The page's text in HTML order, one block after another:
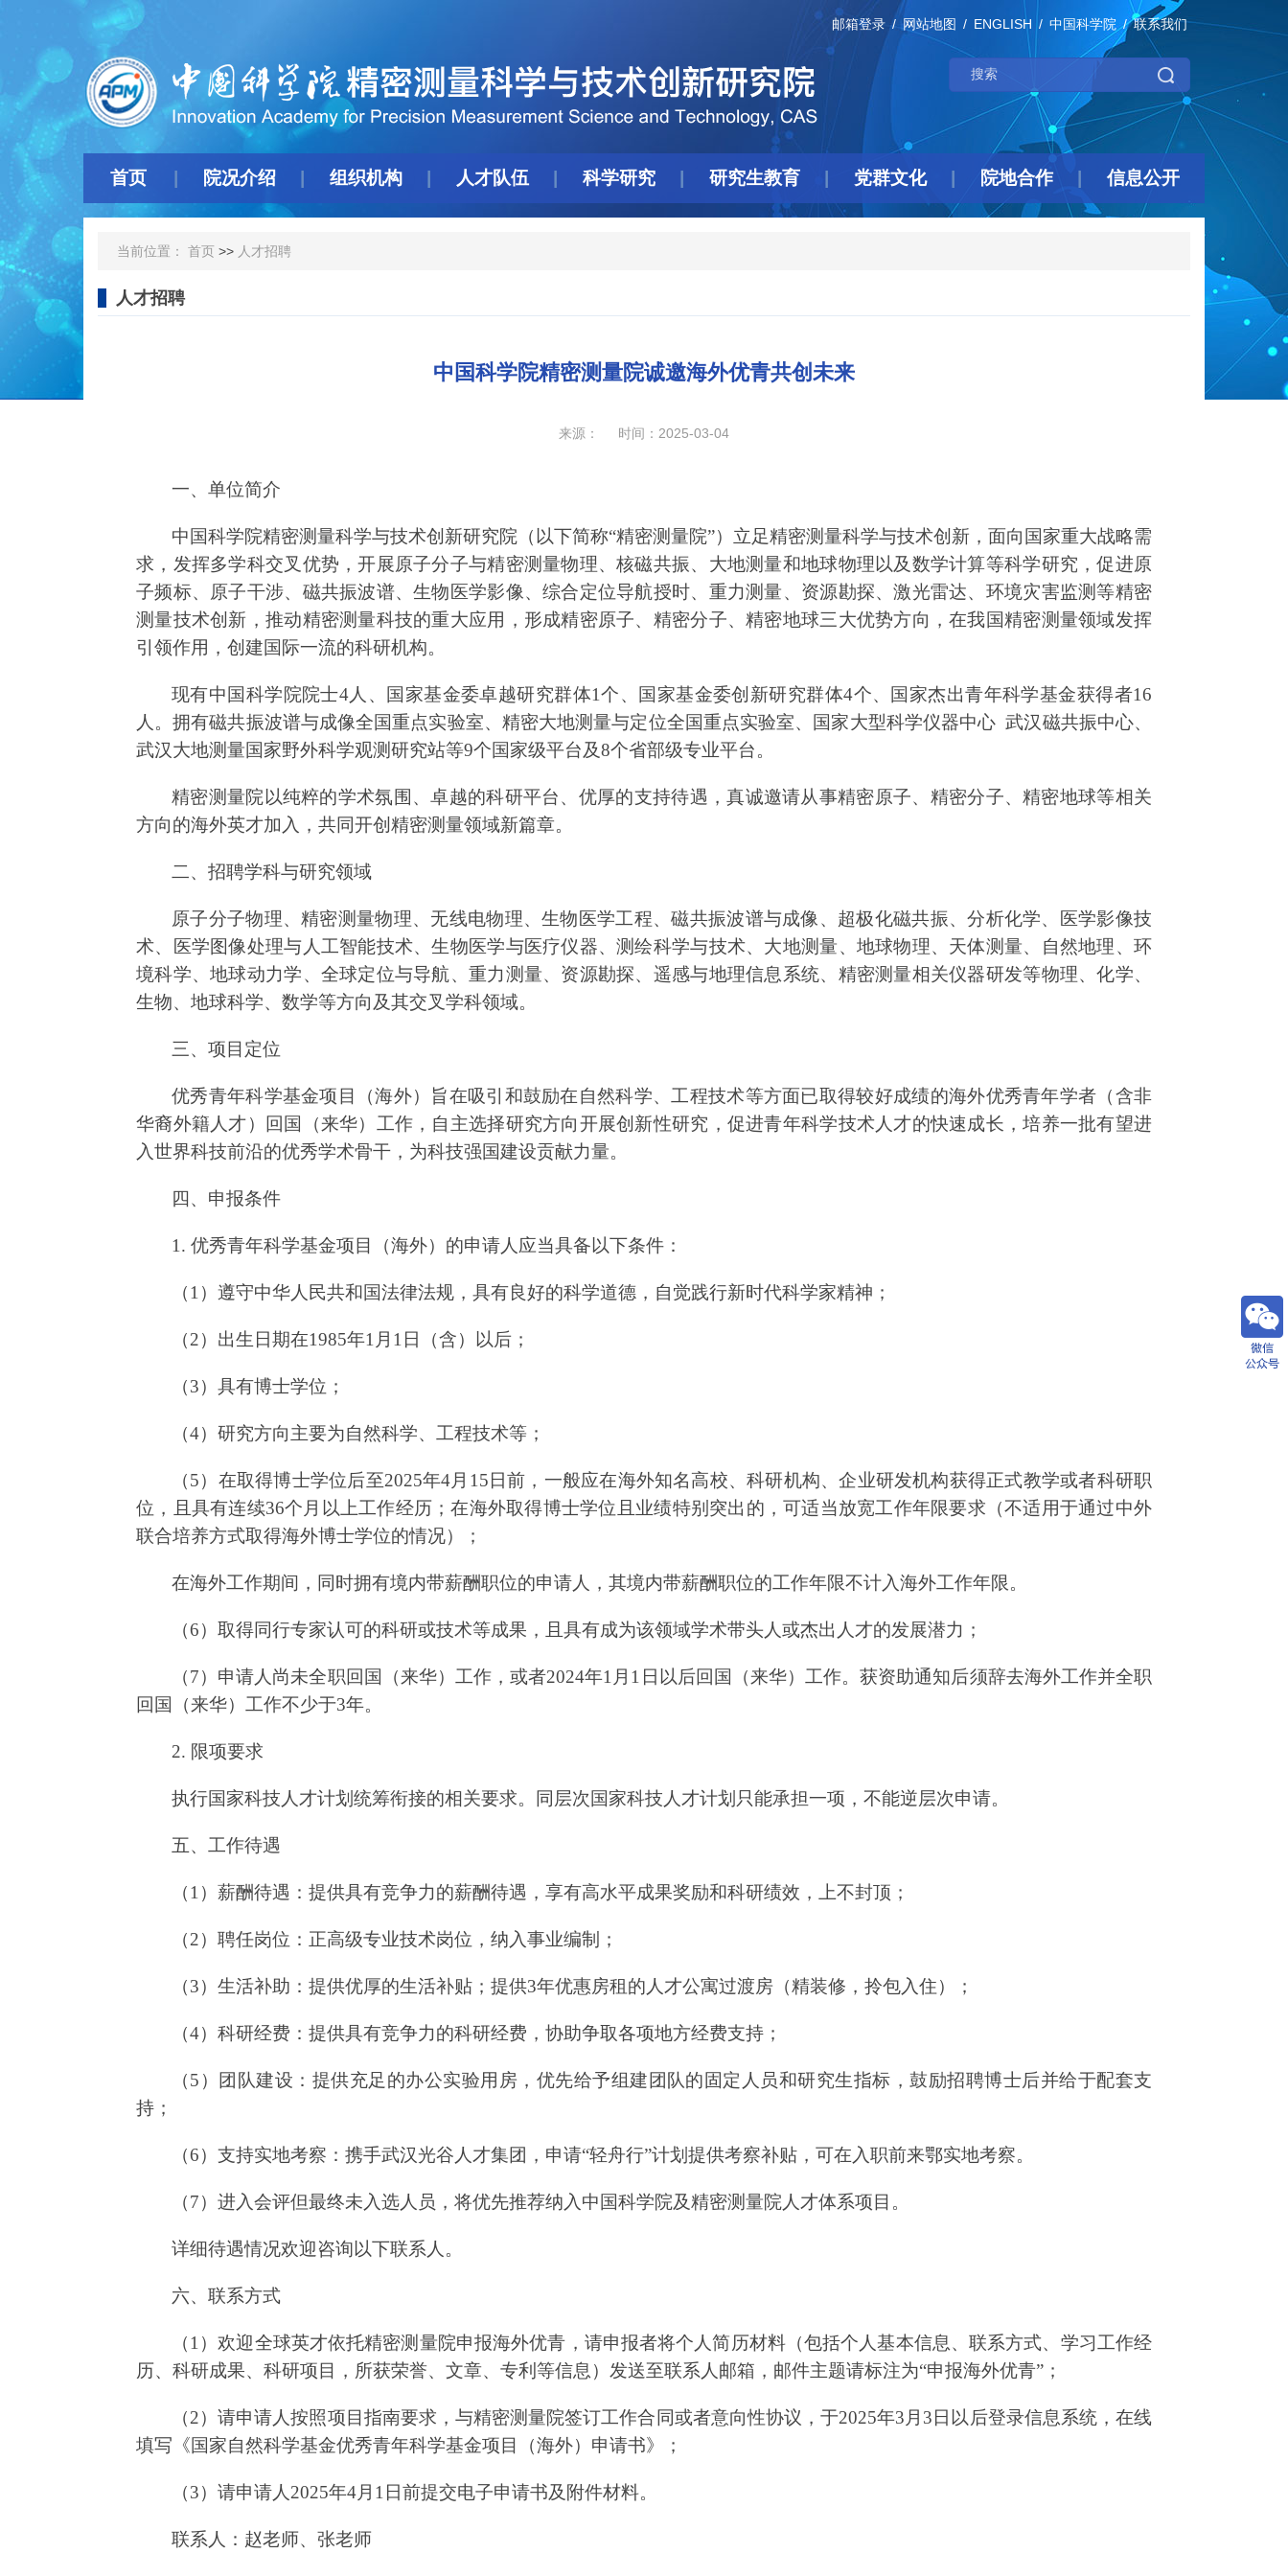
邮箱登录 网站地图 ENGLISH 中国科学院 联系我们
首页 院况介绍 组织机构 人才队伍 科学研究 研究生教育 党群文化 院地合作 信息公开
当前位置： 首页 >> 人才招聘
人才招聘
中国科学院精密测量院诚邀海外优青共创未来
来源： 时间：2025-03-04
一、单位简介
中国科学院精密测量科学与技术创新研究院（以下简称“精密测量院”）立足精密测量科学与技术创新，面向国家重大战略需
求，发挥多学科交叉优势，开展原子分子与精密测量物理、核磁共振、大地测量和地球物理以及数学计算等科学研究，促进原
子频标、原子干涉、磁共振波谱、生物医学影像、综合定位导航授时、重力测量、资源勘探、激光雷达、环境灾害监测等精密
测量技术创新，推动精密测量科技的重大应用，形成精密原子、精密分子、精密地球三大优势方向，在我国精密测量领域发挥
引领作用，创建国际一流的科研机构。
现有中国科学院院士4人、 国家基金委卓越研究群体1个、国家基金委创新研究群体4个、国家杰出青年科学基金获得者16
人。拥有磁共振波谱与成像全国重点实验室、精密大地测量与定位全国重点实验室、国家大型科学仪器中心 武汉磁共振中心、
武汉大地测量国家野外科学观测研究站等9个国家级平台及8个省部级专业平台。
精密测量院以纯粹的学术氛围、卓越的科研平台、优厚的支持待遇，真诚邀请从事精密原子、精密分子、精密地球等相关
方向的海外英才加入，共同开创精密测量领域新篇章。
二、招聘学科与研究领域
原子分子物理、精密测量物理、无线电物理、生物医学工程、磁共振波谱与成像、超极化磁共振、分析化学、医学影像技
术、医学图像处理与人工智能技术、生物医学与医疗仪器、测绘科学与技术、大地测量、地球物理、天体测量、自然地理、环
境科学、地球动力学、全球定位与导航、重力测量、资源勘探、遥感与地理信息系统、精密测量相关仪器研发等物理、化学、
生物、地球科学、数学等方向及其交叉学科领域。
三、 项目定位
优秀青年科学基金项目（海外）旨在吸引和鼓励在自然科学、工程技术等方面已取得较好成绩的海外优秀青年学者（含非
华裔外籍人才）回国（来华）工作，自主选择研究方向开展创新性研究，促进青年科学技术人才的快速成长，培养一批有望进
入世界科技前沿的优秀学术骨干，为科技强国建设贡献力量。
四、申报条件
1. 优秀青年科学基金项目（海外）的申请人应当具备以下条件：
（1）遵守中华人民共和国法律法规，具有良好的科学道德，自觉践行新时代科学家精神；
（2）出生日期在1985年1月 1 日（含）以后；
（3）具有博士学位；
（4）研究方向主要为自然科学、工程技术等；
（5）在取得博士学位后至2025年4月 15 日前，一般应在海外知名高校、科研机构、企业研发机构获得正式教学或者科研职
位，且具有连续36个月以上工作经历；在海外取得博士学位且业绩特别突出的，可适当放宽工作年限要求（不适用于通过中外
联合培养方式取得海外博士学位的情况）；
在海外工作期间，同时拥有境内带薪酬职位的申请人，其境内带薪酬职位的工作年限不计入海外工作年限。
（6）取得同行专家认可的科研或技术等成果，且具有成为该领域学术带头人或杰出人才的发展潜力；
（7）申请人尚未全职回国（来华）工作，或者2024年1月 1 日以后回国（来华）工作。获资助通知后须辞去海外工作并全职
回国（来华）工作不少于3年。
2. 限项要求
执行国家科技人才计划统筹衔接的相关要求。同层次国家科技人才计划只能承担一项，不能逆层次申请。
五、工作待遇
（1）薪酬待遇：提供具有竞争力的薪酬待遇，享有高水平成果奖励和科研绩效，上不封顶；
（2）聘任岗位：正高级专业技术岗位，纳入事业编制；
（3）生活补助：提供优厚的生活补贴；提供3年优惠房租的人才公寓过渡房（精装修，拎包入住）；
（4）科研经费：提供具有竞争力的科研经费，协助争取各项地方经费支持；
（5 ）团队建设：提供充足的办公实验用房，优先给予组建团队的固定人员和研究生指标，鼓励招聘博士后并给于配套支
持；
（6）支持实地考察：携手武汉光谷人才集团，申请“轻舟行”计划提供考察补贴，可在入职前来鄂实地考察。
（7）进入会评但最终未入选人员，将优先推荐纳入中国科学院及精密测量院人才体系项目。
详细待遇情况欢迎咨询以下联系人。
六、联系方式
（1）欢迎全球英才依托精密测量院申报海外优青，请申报者将个人简历材料（包括个人基本信息、联系方式、学习工作经
历、科研成果、科研项目，所获荣誉、文章、专利等信息）发送至联系人邮箱，邮件主题请标注为“申报海外优青” ；
（2）请申请人按照项目指南要求，与精密测量院签订工作合同或者意向性协议，于2025年3月3日以后登录信息系统，在线
填写《国家自然科学基金优秀青年科学基金项目（海外）申请书》；
（3）请申请人2025年4月 1日前提交电子申请书及附件材料。
联系人：赵老师、张老师